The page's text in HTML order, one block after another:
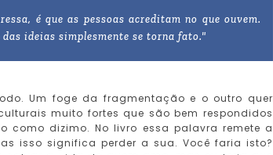
é que as pessoas acreditam no que ouvem.
ideias simplesmente se torna fato."
Um foge da fragmentação e o outro quer
muito fortes que são bem respondidos
como dizimo. No livro essa palavra remete a
isso significa perder a sua. Você faria isto?